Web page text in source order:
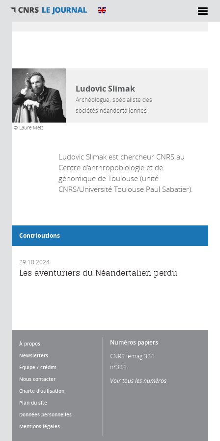
AUTEUR
© Laure Metz
Ludovic Slimak
Archéologue, spécialiste des
sociétés néandertaliennes
Ludovic Slimak est chercheur CNRS au
Centre d’anthropobiologie et de
génomique de Toulouse (unité
CNRS/Université Toulouse Paul Sabatier).
Contributions
29.10.2024
Les aventuriers du Néandertalien perdu
À propos
Newsletters
Équipe / crédits
Nous contacter
Charte d'utilisation
Plan du site
Données personnelles
Mentions légales
Numéros papiers
CNRS lemag 324
n°324
Voir tous les numéros